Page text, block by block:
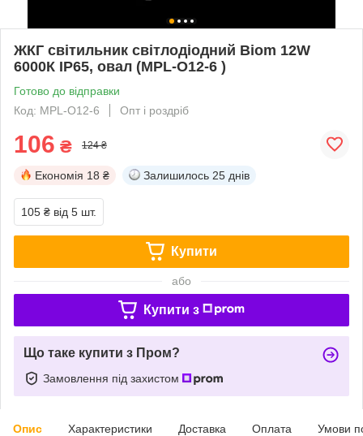
ЖКГ світильник світлодіодний Biom 12W
6000К IP65, овал (MPL-О12-6 )
Готово до відправки
Код: MPL-О12-6
Опт і роздріб
106 ₴ 124 ₴
Економія 18 ₴ Залишилось 25 днів
105 ₴ від 5 шт.
Купити
або
Купити з
Що таке купити з Пром?
Замовлення під захистом
Опис Характеристики Доставка Оплата Умови